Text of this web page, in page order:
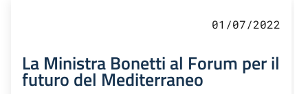
01/07/2022
La Ministra Bonetti al Forum per il
futuro del Mediterraneo